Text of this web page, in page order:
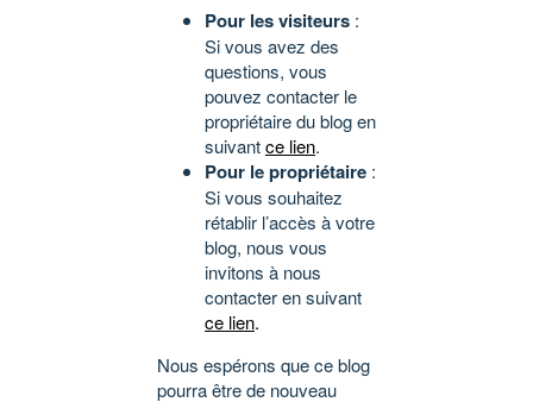
Pour les visiteurs :
Si vous avez des
questions, vous
pouvez contacter le
propriétaire du blog en
suivantce lien.
Pour le propriétaire :
Si vous souhaitez
rétablir l’accès à votre
blog, nous vous
invitons à nous
contacter en suivant
ce lien.
Nous espérons que ce blog
pourra être de nouveau